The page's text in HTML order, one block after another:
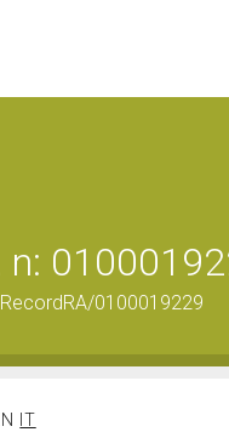
0100019229
IT